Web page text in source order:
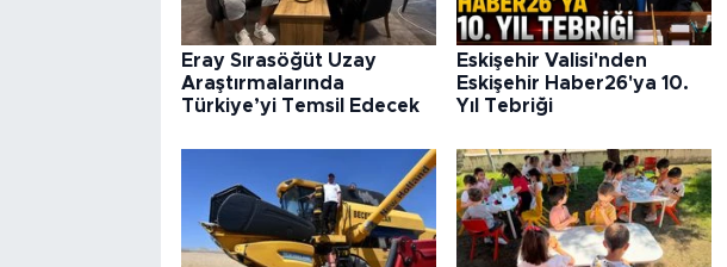
Eray Sırasöğüt Uzay
Araştırmalarında
Türkiye’yi Temsil Edecek
Eskişehir Valisi'nden
Eskişehir Haber26'ya 10.
Yıl Tebriği